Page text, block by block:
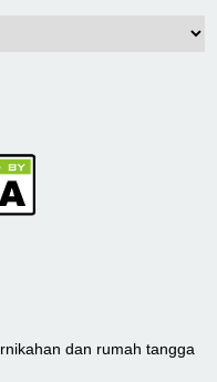
dan rumah tangga